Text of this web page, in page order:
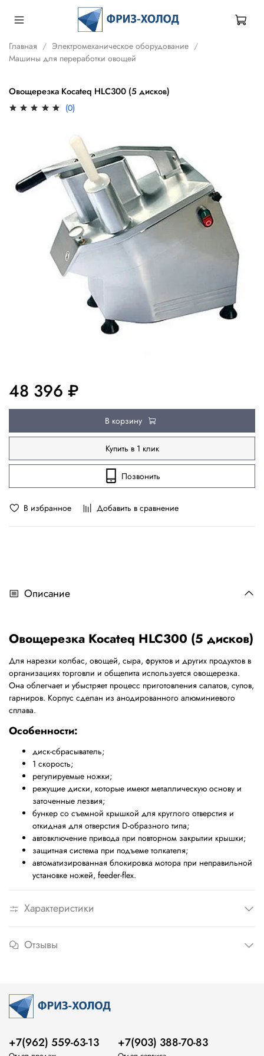
Главная
Электромеханическое оборудование
Машины для переработки овощей
Овощерезка Kocateq HLC300 (5 дисков)
(0)
В избранное Добавить в сравнение
48 396 ₽
В корзину
Купить в 1 клик
Позвонить
Описание
Овощерезка Kocateq HLC300 (5 дисков)
Для нарезки колбас, овощей, сыра, фруктов и других продуктов в
организациях торговли и общепита используется овощерезка.
Она облегчает и убыстряет процесс приготовления салатов, супов,
гарниров. Корпус сделан из анодированного алюминиевого
сплава.
Особенности:
диск-сбрасыватель;
1 скорость;
регулируемые ножки;
режущие диски, которые имеют металлическую основу и
заточенные лезвия;
бункер со съемной крышкой для круглого отверстия и
откидная для отверстия D-образного типа;
автовключение привода при повторном закрытии крышки;
защитная система при подъеме толкателя;
автоматизированная блокировка мотора при неправильной
установке ножей, feeder-flex.
Характеристики
Отзывы
+7(962) 559-63-13 +7(903) 388-70-83